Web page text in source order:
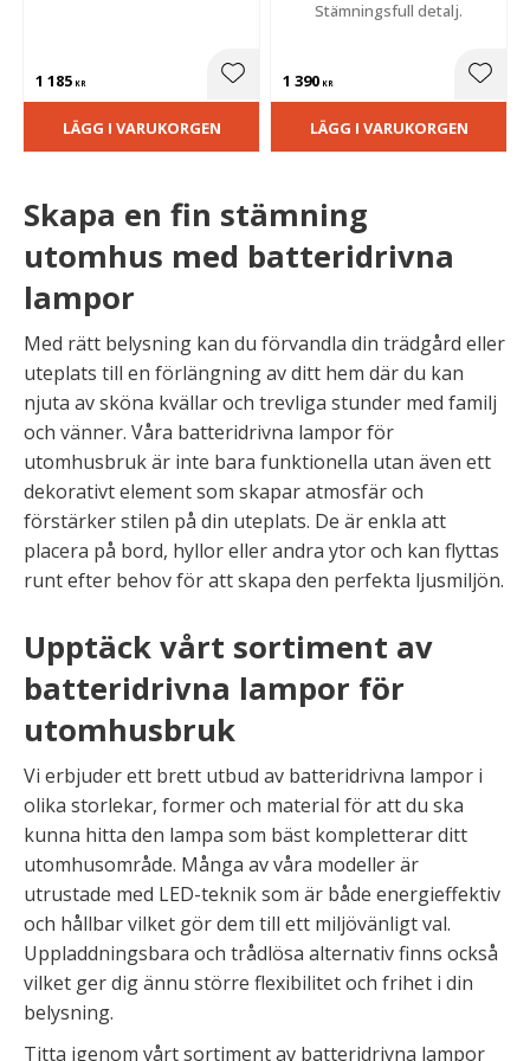
1 185 KR Lägg till i favoriter
LÄGG I VARUKORGEN
Stämningsfull detalj.
1 390 KR
LÄGG I VARUKORGEN
Skapa en fin stämning
utomhus med batteridrivna
lampor
Med rätt belysning kan du förvandla din trädgård eller
uteplats till en förlängning av ditt hem där du kan
njuta av sköna kvällar och trevliga stunder med familj
och vänner. Våra batteridrivna lampor för
utomhusbruk är inte bara funktionella utan även ett
dekorativt element som skapar atmosfär och
förstärker stilen på din uteplats. De är enkla att
placera på bord, hyllor eller andra ytor och kan flyttas
runt efter behov för att skapa den perfekta ljusmiljön.
Upptäck vårt sortiment av
batteridrivna lampor för
utomhusbruk
Vi erbjuder ett brett utbud av batteridrivna lampor i
olika storlekar, former och material för att du ska
kunna hitta den lampa som bäst kompletterar ditt
utomhusområde. Många av våra modeller är
utrustade med LED-teknik som är både energieffektiv
och hållbar vilket gör dem till ett miljövänligt val.
Uppladdningsbara och trådlösa alternativ finns också
vilket ger dig ännu större flexibilitet och frihet i din
belysning.
Titta igenom vårt sortiment av batteridrivna lampor